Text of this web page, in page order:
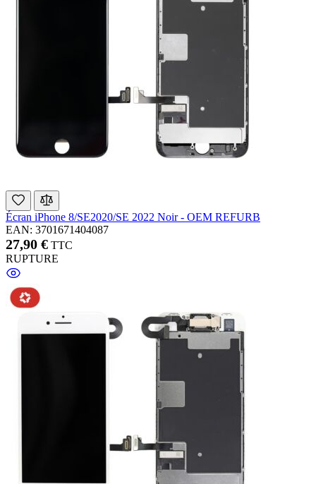
Écran iPhone 8/SE2020/SE 2022 Noir - OEM REFURB
EAN: 3701671404087
27,90 € TTC
RUPTURE